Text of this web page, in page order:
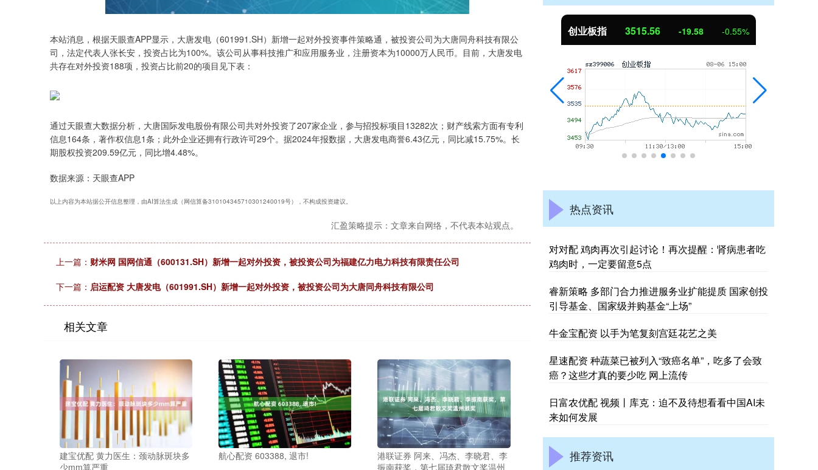
本站消息，根据天眼查APP显示，大唐发电（601991.SH）新增一起对外投资事件策略通，被投资公司为大唐同舟科技有限公
司，法定代表人张长安，投资占比为100%。该公司从事科技推广和应用服务业，注册资本为10000万人民币。目前，大唐发电
共存在对外投资188项，投资占比前20的项目见下表：
通过天眼查大数据分析，大唐国际发电股份有限公司共对外投资了207家企业，参与招投标项目13282次；财产线索方面有专利
信息164条，著作权信息1条；此外企业还拥有行政许可29个。据2024年报数据，大唐发电商誉6.43亿元，同比减15.75%。长
期股权投资209.59亿元，同比增4.48%。
数据来源：天眼查APP
以上内容为本站据公开信息整理，由AI算法生成（网信算备310104345710301240019号），不构成投资建议。
汇盈策略提示：文章来自网络，不代表本站观点。
上一篇： 财米网 国网信通（600131.SH）新增一起对外投资，被投资公司为福建亿力电力科技有限责任公司
下一篇： 启运配资 大唐发电（601991.SH）新增一起对外投资，被投资公司为大唐同舟科技有限公司
相关文章
建宝优配 黄力医生：颈动脉斑块多
少mm算严重
航心配资 603388, 退市!
港联证券 阿来、冯杰、李晓君、李
振南获奖，第七届琦君散文奖温州
创业板指 3515.56 -19.58 -0.55%
热点资讯
对对配 鸡肉再次引起讨论！再次提醒：肾病患者吃
鸡肉时，一定要留意5点
睿新策略 多部门合力推进服务业扩能提质 国家创投
引导基金、国家级并购基金“上场”
牛金宝配资 以手为笔复刻宫廷花艺之美
星速配资 种蔬菜已被列入“致癌名单”，吃多了会致
癌？这些才真的要少吃 网上流传
日富农优配 视频丨库克：迫不及待想看看中国AI未
来如何发展
推荐资讯